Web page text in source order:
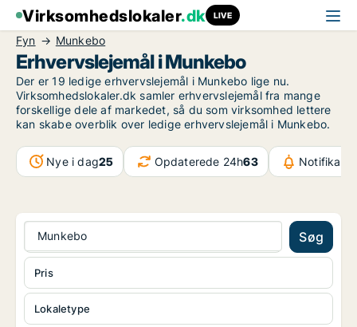
Virksomhedslokaler.dk LIVE
Fyn Munkebo
Erhvervslejemål i Munkebo
Der er 19 ledige erhvervslejemål i Munkebo lige nu.
Virksomhedslokaler.dk samler erhvervslejemål fra mange
forskellige dele af markedet, så du som virksomhed lettere
kan skabe overblik over ledige erhvervslejemål i Munkebo.
Nye i dag25 Opdaterede 24h63
Munkebo Søg
Lokaletype
Pris